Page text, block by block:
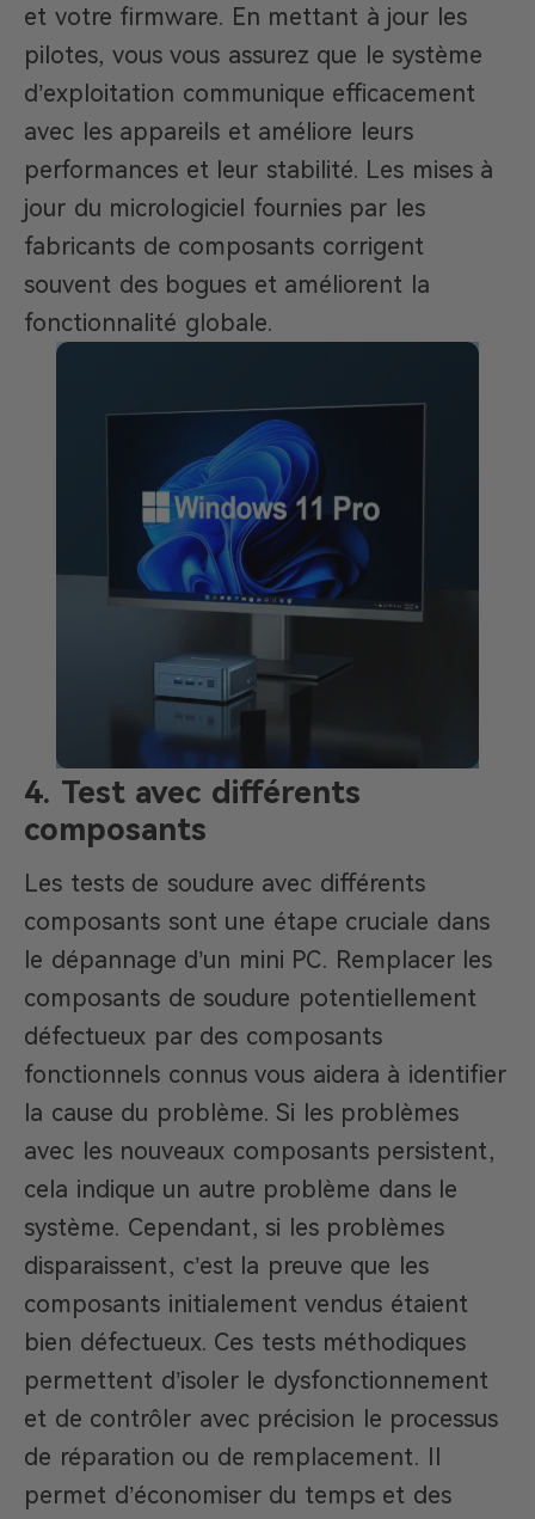
et votre firmware. En mettant à jour les
pilotes, vous vous assurez que le système
d’exploitation communique efficacement
avec les appareils et améliore leurs
performances et leur stabilité. Les mises à
jour du micrologiciel fournies par les
fabricants de composants corrigent
souvent des bogues et améliorent la
fonctionnalité globale.
4. Test avec différents
composants
Les tests de soudure avec différents
composants sont une étape cruciale dans
le dépannage d’un mini PC. Remplacer les
composants de soudure potentiellement
défectueux par des composants
fonctionnels connus vous aidera à identifier
la cause du problème. Si les problèmes
avec les nouveaux composants persistent,
cela indique un autre problème dans le
système. Cependant, si les problèmes
disparaissent, c’est la preuve que les
composants initialement vendus étaient
bien défectueux. Ces tests méthodiques
permettent d’isoler le dysfonctionnement
et de contrôler avec précision le processus
de réparation ou de remplacement. Il
permet d’économiser du temps et des